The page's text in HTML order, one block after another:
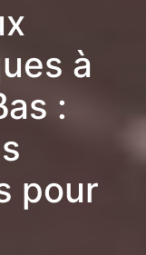
à
:
pour